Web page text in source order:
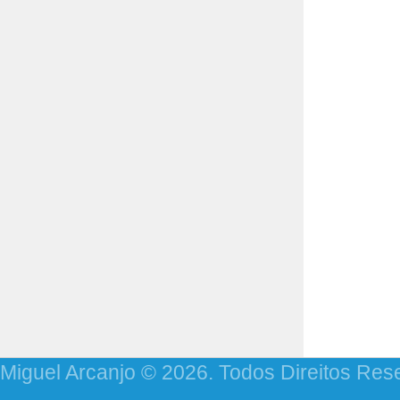
Miguel Arcanjo © 2026. Todos Direitos